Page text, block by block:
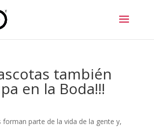
también
en la Boda!!!
forman parte de la vida de la gente y,